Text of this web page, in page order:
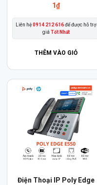
1₫
Liên hệ0914 212 616để được hỗ trợ
giá Tốt Nhất
THÊM VÀO GIỎ
Điện Thoại IP Poly Edge